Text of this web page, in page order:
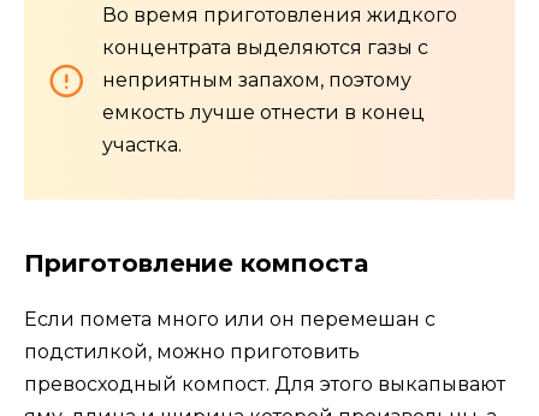
Во время приготовления жидкого
концентрата выделяются газы с
неприятным запахом, поэтому
емкость лучше отнести в конец
участка.
Приготовление компоста
Если помета много или он перемешан с
подстилкой, можно приготовить
превосходный компост. Для этого выкапывают